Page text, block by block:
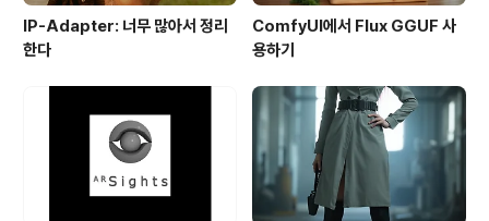
IP-Adapter: 너무 많아서 정리
한다
ComfyUI에서 Flux GGUF 사
용하기